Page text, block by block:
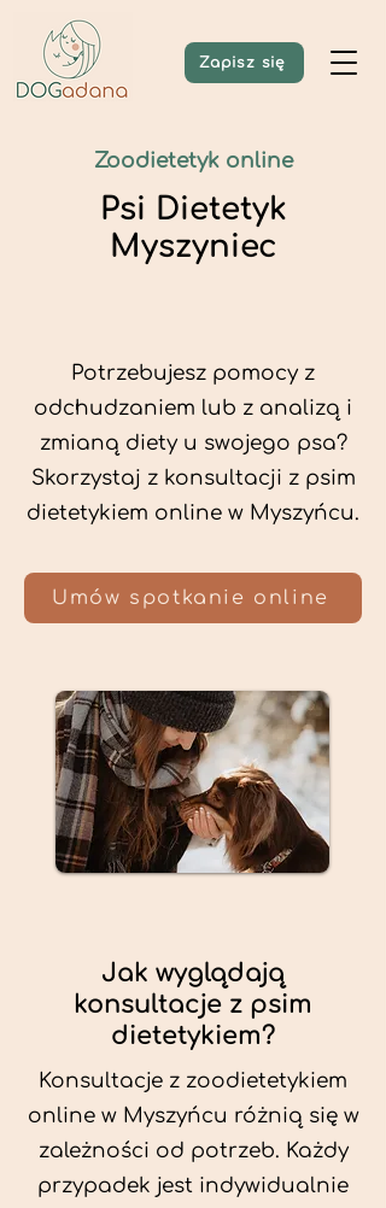
Zapisz się
Zoodietetyk online
Psi Dietetyk
Myszyniec
Potrzebujesz pomocy z
odchudzaniem lub z analizą i
zmianą diety u swojego psa?
Skorzystaj z konsultacji z psim
dietetykiem online w Myszyńcu.
Umów spotkanie online
Jak wyglądają
konsultacje z psim
dietetykiem?
Konsultacje z zoodietetykiem
online w Myszyńcu różnią się w
zależności od potrzeb. Każdy
przypadek jest indywidualnie